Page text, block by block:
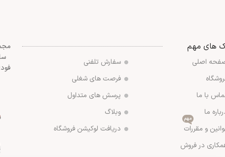
های مهم
اصلی
با ما
ما
و مقررات
مهم
در فروش
سفارش تلفنی
فرصت های شغلی
پرسش های متداول
وبلاگ
دریافت لوکیشن فروشگاه